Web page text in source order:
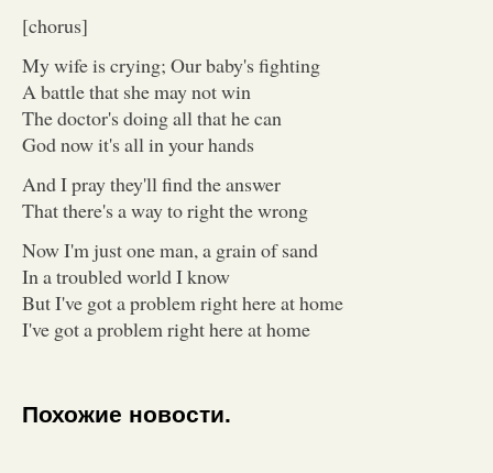
[chorus]
My wife is crying; Our baby's fighting
A battle that she may not win
The doctor's doing all that he can
God now it's all in your hands
And I pray they'll find the answer
That there's a way to right the wrong
Now I'm just one man, a grain of sand
In a troubled world I know
But I've got a problem right here at home
I've got a problem right here at home
Похожие новости.